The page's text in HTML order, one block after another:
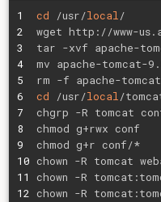
1
2
3
4
5
6
7
8
9
10
11
12
cd /usr/local/
wget http://www-
tar -xvf apache-
mv apache-tomcat-
rm -f apache-
cd /usr/local/
chgrp -R tomcat
chmod g+rwx conf
chmod g+r conf/*
chown -R tomcat
chown -R
chown -R